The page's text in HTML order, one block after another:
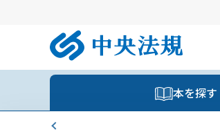
本を探す